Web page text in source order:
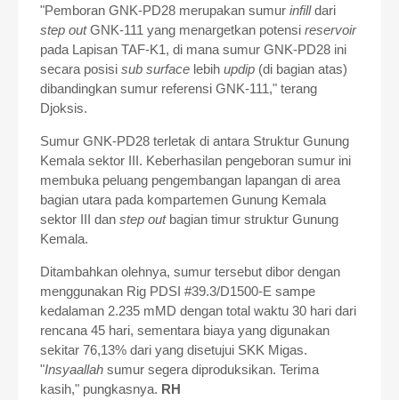
"Pemboran GNK-PD28 merupakan sumur infilldari
step outGNK-111 yang menargetkan potensi reservoir
pada Lapisan TAF-K1, di mana sumur GNK-PD28 ini
secara posisi sub surface lebih updip (di bagian atas)
dibandingkan sumur referensi GNK-111," terang
Djoksis.
Sumur GNK-PD28 terletak di antara Struktur Gunung
Kemala sektor III. Keberhasilan pengeboran sumur ini
membuka peluang pengembangan lapangan di area
bagian utara pada kompartemen Gunung Kemala
sektor III dan step out bagian timur struktur Gunung
Kemala.
Ditambahkan olehnya, sumur tersebut dibor dengan
menggunakan Rig PDSI #39.3/D1500-E sampe
kedalaman 2.235 mMD dengan total waktu 30 hari dari
rencana 45 hari, sementara biaya yang digunakan
sekitar 76,13% dari yang disetujui SKK Migas.
"Insyaallah sumur segera diproduksikan. Terima
kasih," pungkasnya. RH